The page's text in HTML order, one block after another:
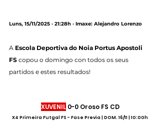
Luns, 15/11/2025 · 21:28h · Imaxe: Alejandro Lorenzo
A Escola Deportiva do Noia Portus Apostoli
FS copou o domingo con todos os seus
partidos e estes resultados!
XUVENIL 0-0 Oroso FS CD
X4 Primeira Futgal FS - Fase Previa | DOM. 16/11 | 10:00h